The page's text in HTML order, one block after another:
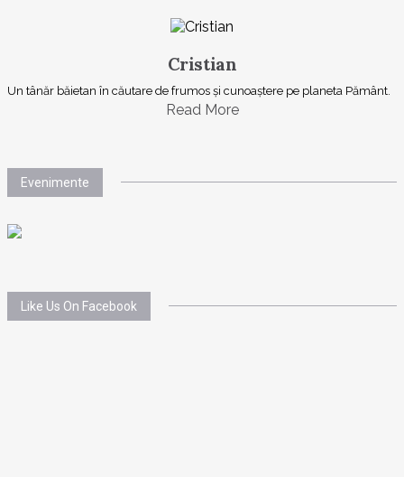
Cristian
Un tânăr băietan în căutare de frumos și cunoaștere pe planeta Pământ.
Read More
Evenimente
Like Us On Facebook